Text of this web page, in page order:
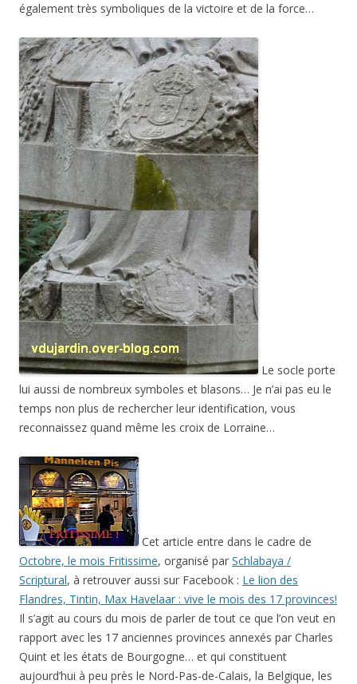
également très symboliques de la victoire et de la force…
Le socle porte
lui aussi de nombreux symboles et blasons… Je n’ai pas eu le
temps non plus de rechercher leur identification, vous
reconnaissez quand même les croix de Lorraine…
Cet article entre dans le cadre de
Octobre, le mois Fritissime, organisé par Schlabaya /
Scriptural, à retrouver aussi sur Facebook : Le lion des
Flandres, Tintin, Max Havelaar : vive le mois des 17 provinces!
Il s’agit au cours du mois de parler de tout ce que l’on veut en
rapport avec les 17 anciennes provinces annexés par Charles
Quint et les états de Bourgogne… et qui constituent
aujourd’hui à peu près le Nord-Pas-de-Calais, la Belgique, les